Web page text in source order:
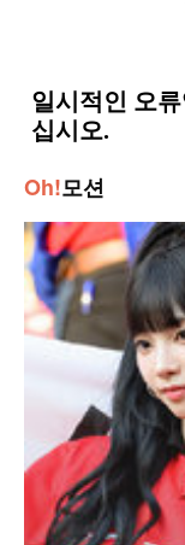
Oh!모션